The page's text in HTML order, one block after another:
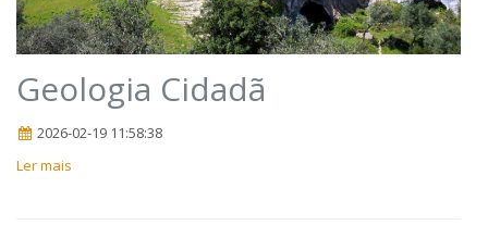
Geologia Cidadã
2026-02-19 11:58:38
Ler mais